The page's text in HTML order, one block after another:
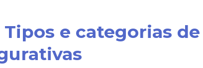
Tipos e categorias